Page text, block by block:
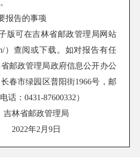
报告的事项
版可在吉林省邮政管理局网站
）查阅或下载。如对报告有任
邮政管理局政府信息公开办公
春市绿园区普阳街1966号，邮
话：0431-87600332）
吉林省邮政管理局
2022年2月9日